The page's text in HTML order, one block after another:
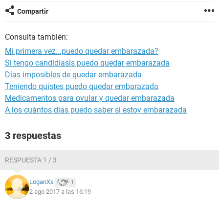
Compartir
Consulta también:
Mi primera vez...puedo quedar embarazada?
Si tengo candidiasis puedo quedar embarazada
Días imposibles de quedar embarazada
Teniendo quistes puedo quedar embarazada
Medicamentos para ovular y quedar embarazada
A los cuántos dias puedo saber si estoy embarazada
3 respuestas
RESPUESTA 1 / 3
LoganXs 1
2 ago 2017 a las 16:19